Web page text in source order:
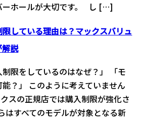
ーホールが大切です。 し […]
している理由は？マックスバリュ
説
制限をしているのはなぜ？」 「モ
？」 このように考えていません
スの正規店では購入制限が強化さ
はすべてのモデルが対象となる新